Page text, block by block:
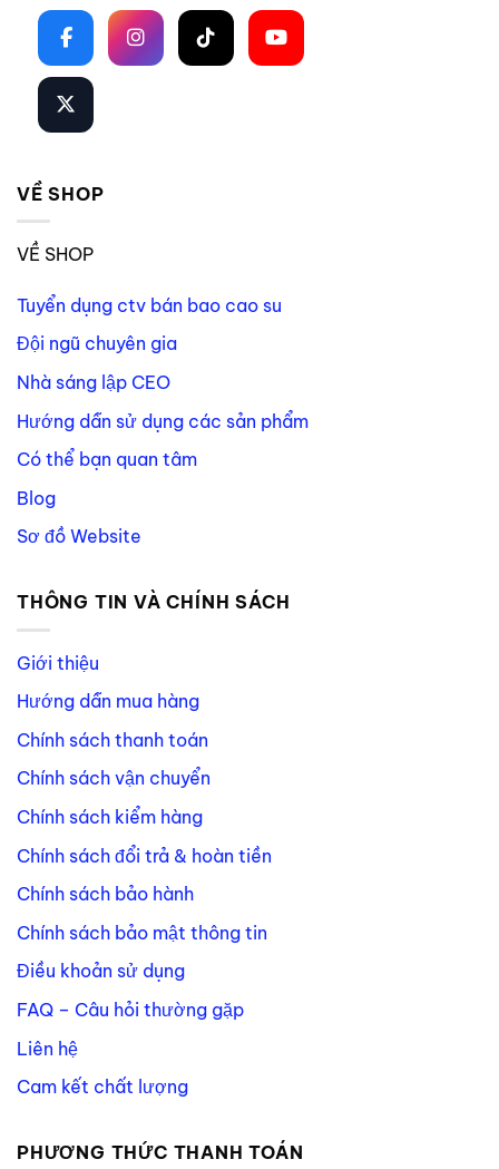
VỀ SHOP
VỀ SHOP
Tuyển dụng ctv bán bao cao su
Đội ngũ chuyên gia
Nhà sáng lập CEO
Hướng dẫn sử dụng các sản phẩm
Có thể bạn quan tâm
Blog
Sơ đồ Website
THÔNG TIN VÀ CHÍNH SÁCH
Giới thiệu
Hướng dẫn mua hàng
Chính sách thanh toán
Chính sách vận chuyển
Chính sách kiểm hàng
Chính sách đổi trả & hoàn tiền
Chính sách bảo hành
Chính sách bảo mật thông tin
Điều khoản sử dụng
FAQ – Câu hỏi thường gặp
Liên hệ
Cam kết chất lượng
PHƯƠNG THỨC THANH TOÁN